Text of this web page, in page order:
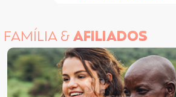
FAMÍLIA &AFILIADOS